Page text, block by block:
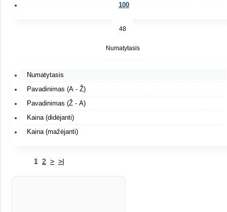
100
48
Numatytasis
Numatytasis
Pavadinimas (A - Ž)
Pavadinimas (Ž - A)
Kaina (didėjanti)
Kaina (mažėjanti)
1 2 > >|